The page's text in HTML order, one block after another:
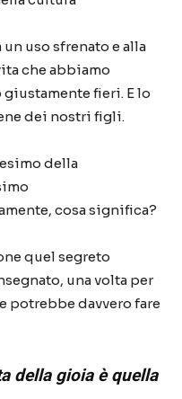
uso sfrenato e alla
che abbiamo
fieri. E lo
dei nostri figli.
della
cosa significa?
quel segreto
una volta per
potrebbe davvero fare
della gioia è quella